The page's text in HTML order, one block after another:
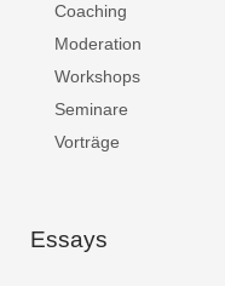
Coaching
Moderation
Workshops
Seminare
Vorträge
Essays